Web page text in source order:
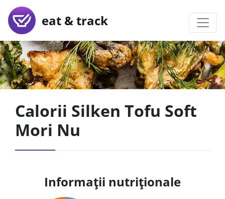
eat & track
Calorii Silken Tofu Soft
Mori Nu
Informații nutriționale